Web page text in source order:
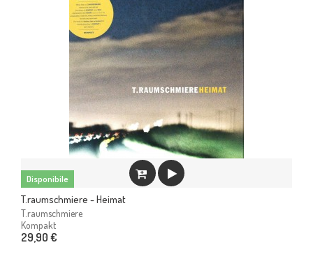
Disponibile
T.raumschmiere - Heimat
T.raumschmiere
Kompakt
29,90 €